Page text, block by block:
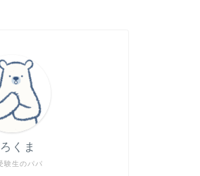
験生のパパ
くま